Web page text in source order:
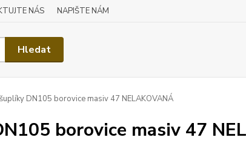
NÁS NAPIŠTE NÁM
Hledat
DN105 borovice masiv 47 NELAKOVANÁ
borovice masiv 47